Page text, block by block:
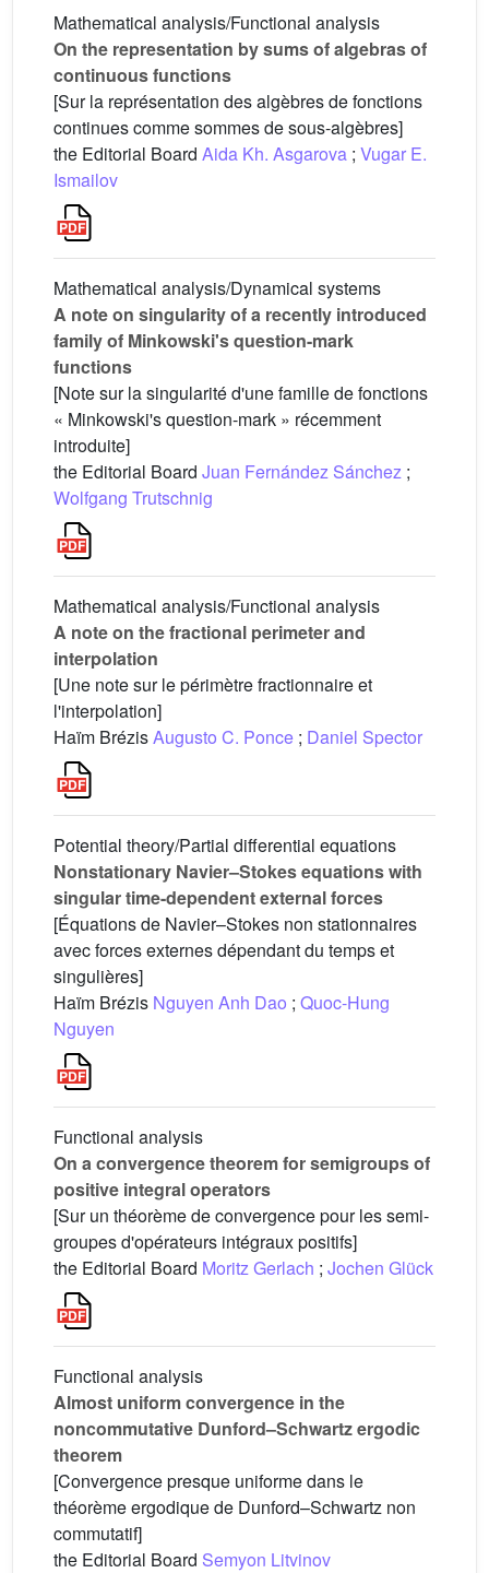
Mathematical analysis/Functional analysis
On the representation by sums of algebras of
continuous functions
[Sur la représentation des algèbres de fonctions
continues comme sommes de sous-algèbres]
the Editorial Board Aida Kh. Asgarova ; Vugar E.
Ismailov
Mathematical analysis/Dynamical systems
A note on singularity of a recently introduced
family of Minkowski's question-mark
functions
[Note sur la singularité d'une famille de fonctions
« Minkowski's question-mark » récemment
introduite]
the Editorial Board Juan Fernández Sánchez ;
Wolfgang Trutschnig
Mathematical analysis/Functional analysis
A note on the fractional perimeter and
interpolation
[Une note sur le périmètre fractionnaire et
l'interpolation]
Haïm BrézisAugusto C. Ponce ; Daniel Spector
Potential theory/Partial differential equations
Nonstationary Navier–Stokes equations with
singular time-dependent external forces
[Équations de Navier–Stokes non stationnaires
avec forces externes dépendant du temps et
singulières]
Haïm Brézis Nguyen Anh Dao ; Quoc-Hung
Nguyen
Functional analysis
On a convergence theorem for semigroups of
positive integral operators
[Sur un théorème de convergence pour les semi-
groupes d'opérateurs intégraux positifs]
the Editorial Board Moritz Gerlach ; Jochen Glück
Functional analysis
Almost uniform convergence in the
noncommutative Dunford–Schwartz ergodic
theorem
[Convergence presque uniforme dans le
théorème ergodique de Dunford–Schwartz non
commutatif]
the Editorial Board Semyon Litvinov